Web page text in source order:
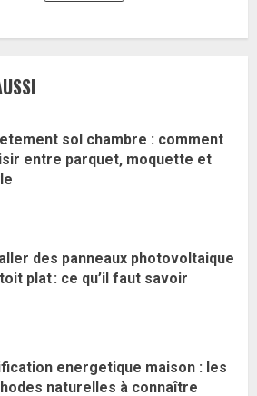
sol chambre : comment
entre parquet, moquette et
des panneaux photovoltaique
plat : ce qu’il faut savoir
energetique maison : les
naturelles à connaître